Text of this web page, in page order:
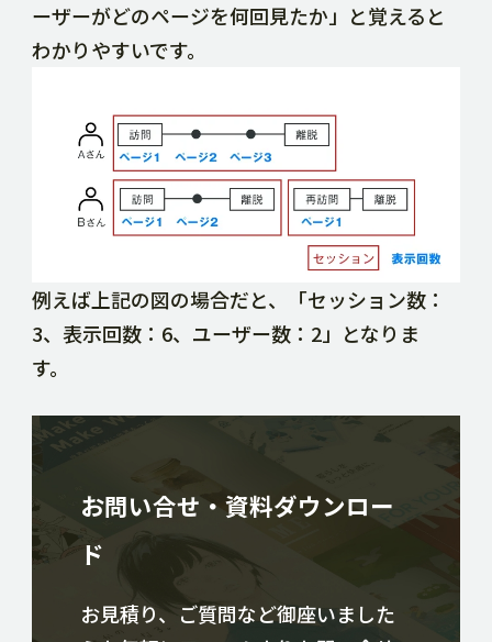
ーザーがどのページを何回見たか」と覚えると
わかりやすいです。
例えば上記の図の場合だと、「セッション数：
3、表示回数：6、ユーザー数：2」となりま
す。
お問い合せ・資料ダウンロー
ド
お見積り、ご質問など御座いました